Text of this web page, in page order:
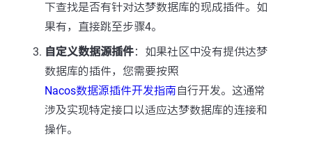
下查找是否有针对达梦数据库的现成插件。如
果有，直接跳至步骤4。
自定义数据源插件：如果社区中没有提供达梦
数据库的插件，您需要按照
Nacos数据源插件开发指南 自行开发。这通常
涉及实现特定接口以适应达梦数据库的连接和
操作。